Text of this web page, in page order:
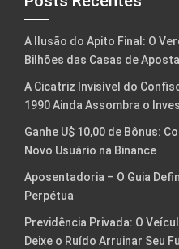
A Ilusão do Apito Final: O
Bilhões das Casas de
A Cicatriz Invisível do
1990 Ainda Assombra o
Ganhe U$ 10,00 de Bônus:
Novo Usuário na Binance
Aposentadoria – O Guia
Perpétua
Previdência Privada: O
Deixe o Ruído Arruinar Seu